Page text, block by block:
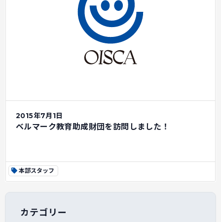
2015年7月1日
ベルマーク教育助成財団を訪問しました！
本部スタッフ
カテゴリー